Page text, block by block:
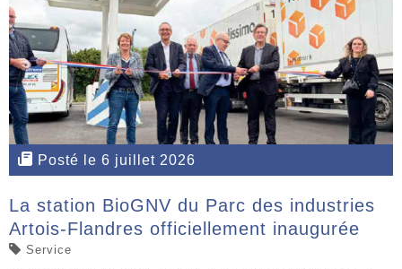
Posté le 6 juillet 2026
La station BioGNV du Parc des industries
Artois-Flandres officiellement inaugurée
Service